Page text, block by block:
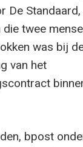
De
twee
was bij
van het
bpost